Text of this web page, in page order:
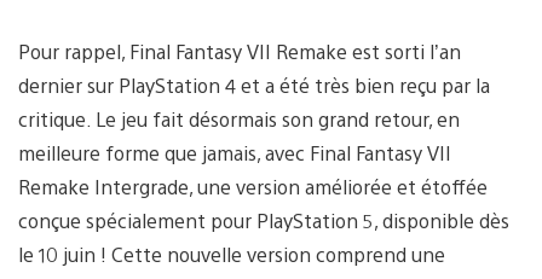
Pour rappel, Final Fantasy VII Remake est sorti l’an
dernier sur PlayStation 4 et a été très bien reçu par la
critique. Le jeu fait désormais son grand retour, en
meilleure forme que jamais, avec Final Fantasy VII
Remake Intergrade, une version améliorée et étoffée
conçue spécialement pour PlayStation 5, disponible dès
le 10 juin ! Cette nouvelle version comprend une